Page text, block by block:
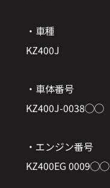
・車種
KZ400J
・車体番号
KZ400J-0038◯◯
・エンジン番号
KZ400EG 0009◯◯